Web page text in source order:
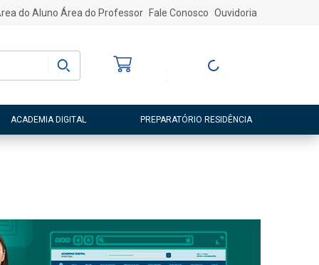
do Aluno Área do Professor Fale Conosco Ouvidoria
Entre ou Cadastre-
ACADEMIA DIGITAL PREPARATÓRIO RESIDÊNCIA